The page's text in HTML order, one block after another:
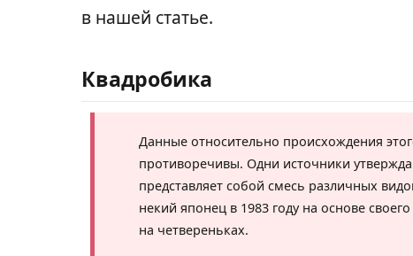
в нашей статье.
Квадробика
Данные относительно происхождения
противоречивы. Одни источники
представляет собой смесь различных
некий японец в 1983 году на основе
на четвереньках.